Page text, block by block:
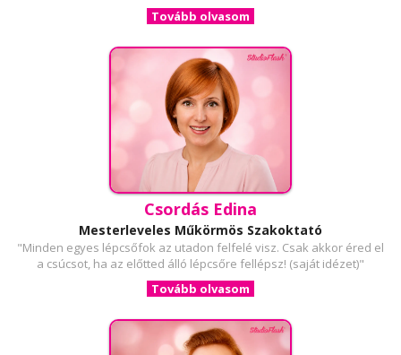
Tovább olvasom
Csordás Edina
Mesterleveles Műkörmös Szakoktató
"Minden egyes lépcsőfok az utadon felfelé visz. Csak akkor éred el
a csúcsot, ha az előtted álló lépcsőre fellépsz! (saját idézet)"
Tovább olvasom